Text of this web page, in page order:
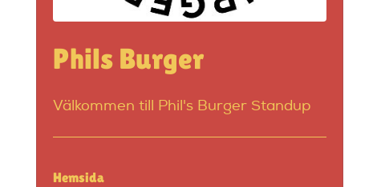
Phils Burger
Välkommen till Phil's Burger Standup
Hemsida